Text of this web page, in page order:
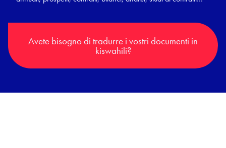
Avete bisogno di tradurre i vostri documenti in
kiswahili?